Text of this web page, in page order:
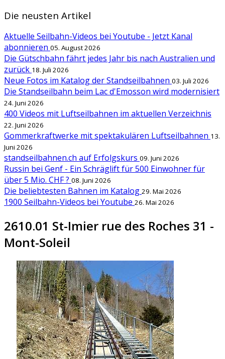
Die neusten Artikel
Aktuelle Seilbahn-Videos bei Youtube - Jetzt Kanal
abonnieren 05. August 2026
Die Gütschbahn fährt jedes Jahr bis nach Australien und
zurück 18. Juli 2026
Neue Fotos im Katalog der Standseilbahnen 03. Juli 2026
Die Standseilbahn beim Lac d'Emosson wird modernisiert
24. Juni 2026
400 Videos mit Luftseilbahnen im aktuellen Verzeichnis
22. Juni 2026
Gommerkraftwerke mit spektakulären Luftseilbahnen 13.
Juni 2026
standseilbahnen.ch auf Erfolgskurs 09. Juni 2026
Russin bei Genf - Ein Schräglift für 500 Einwohner für
über 5 Mio. CHF ? 08. Juni 2026
Die beliebtesten Bahnen im Katalog 29. Mai 2026
1900 Seilbahn-Videos bei Youtube 26. Mai 2026
2610.01 St-Imier rue des Roches 31 -
Mont-Soleil